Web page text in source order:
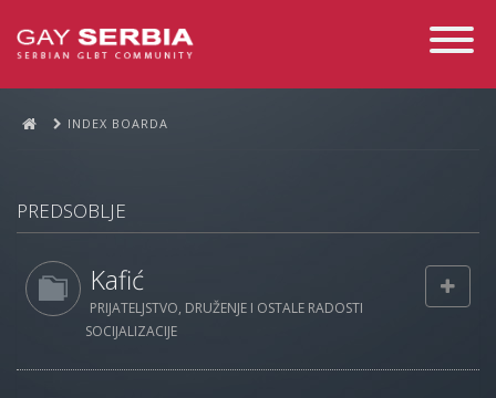
Toggle
INDEX BOARDA
PREDSOBLJE
Kafić
PRIJATELJSTVO, DRUŽENJE I OSTALE RADOSTI
SOCIJALIZACIJE